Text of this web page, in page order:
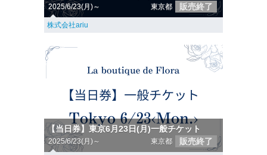
2025/6/23(月)～ 東京都 販売終了
株式会社ariu
【当日券】東京6月23日(月)一般チケット
2025/6/23(月)～ 東京都 販売終了